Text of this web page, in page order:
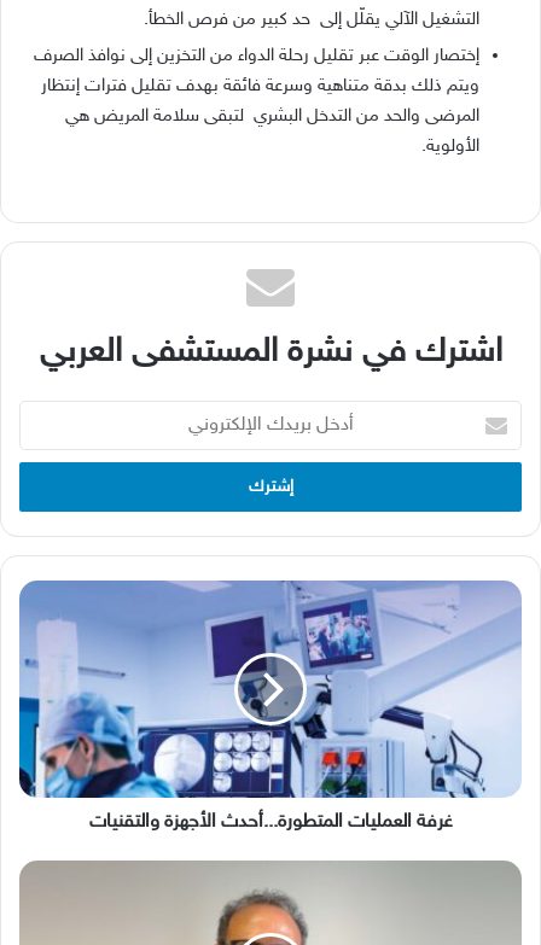
التشغيل الآلي يقلّل إلى حد كبير من فرص الخطأ.
إختصار الوقت عبر تقليل رحلة الدواء من التخزين إلى نوافذ الصرف
ويتم ذلك بدقة متناهية وسرعة فائقة بهدف تقليل فترات إنتظار
المرضى والحد من التدخل البشري لتبقى سلامة المريض هي
الأولوية.
اشترك في نشرة المستشفى العربي
بريدك
الإلكتروني
غرفة
العمليات
المتطورة...أحدث
الأجهزة
غرفة العمليات المتطورة...أحدث الأجهزة والتقنيات
الدكتور